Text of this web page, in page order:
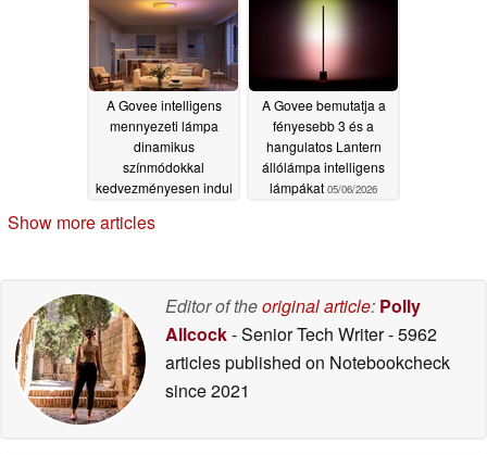
A Govee intelligens
mennyezeti lámpa
dinamikus
színmódokkal
kedvezményesen indul
A Govee bemutatja a
fényesebb 3 és a
hangulatos Lantern
állólámpa intelligens
lámpákat 05/06/2026
Show more articles
Editor of theoriginal article: Polly
Allcock- Senior Tech Writer- 5962
articles published on Notebookcheck
since 2021